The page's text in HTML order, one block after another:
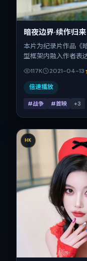
暗夜边界·续作归来
本片为纪录片作品《
型框架内融入作者表
安·墨菲、朱一龙在
主拍摄地与出品背景
（公映登记日
度。
117K 2021-04-13
倍速播放
#战争 #首映 +3
HK